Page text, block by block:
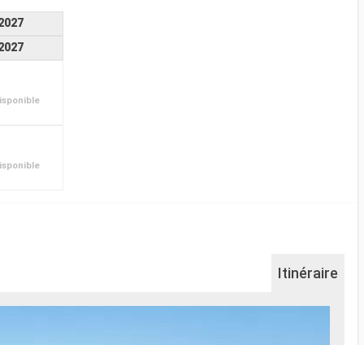
Itinéraire